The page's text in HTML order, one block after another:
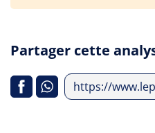
Partager cette
https://